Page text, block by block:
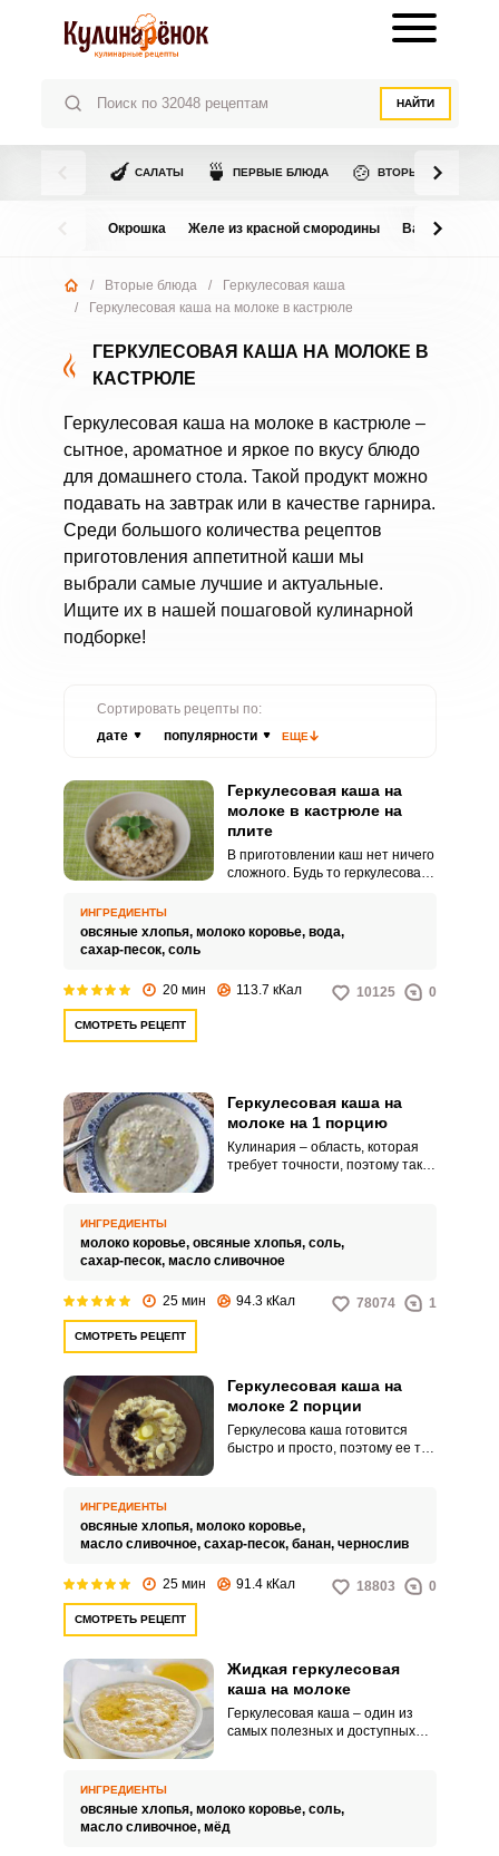
НАЙТИ
🍆 САЛАТЫ 🍵 ПЕРВЫЕ БЛЮДА 🍲 ВТОРЫЕ БЛЮДА
Окрошка Желе из красной смородины Варенье из
/ Вторые блюда /
Геркулесовая каша
/
Геркулесовая каша на молоке в кастрюле
ГЕРКУЛЕСОВАЯ КАША НА МОЛОКЕ В
КАСТРЮЛЕ
Геркулесовая каша на молоке в кастрюле –
сытное, ароматное и яркое по вкусу блюдо
для домашнего стола. Такой продукт можно
подавать на завтрак или в качестве гарнира.
Среди большого количества рецептов
приготовления аппетитной каши мы
выбрали самые лучшие и актуальные.
Ищите их в нашей пошаговой кулинарной
подборке!
Сортировать рецепты по:
дате
популярности ЕЩЕ
Геркулесовая каша на
молоке в кастрюле на
плите
В приготовлении каш нет ничего
сложного. Будь то геркулесовая
ИНГРЕДИЕНТЫ
овсяные хлопья, молоко коровье, вода,
сахар-песок, соль
20 мин 113.7 кКал 10125 0
СМОТРЕТЬ РЕЦЕПТ
Геркулесовая каша на
молоке на 1 порцию
Кулинария – область, которая
требует точности, поэтому так
занятии, как варка геркулесовой
каши, важно соблюсти все
приятная по вкусу.
ИНГРЕДИЕНТЫ
молоко коровье, овсяные хлопья, соль,
сахар-песок, масло сливочное
25 мин 94.3 кКал 78074 1
СМОТРЕТЬ РЕЦЕПТ
Геркулесовая каша на
молоке 2 порции
Геркулесова каша готовится
быстро и просто, поэтому ее так
на две порции мы расскажем в
нашем рецепте.
ИНГРЕДИЕНТЫ
овсяные хлопья, молоко коровье,
масло сливочное, сахар-песок, банан, чернослив
25 мин 91.4 кКал 18803 0
СМОТРЕТЬ РЕЦЕПТ
Жидкая геркулесовая
каша на молоке
Геркулесовая каша – один из
самых полезных и доступных
этот рецепт вам точно
понравится.
ИНГРЕДИЕНТЫ
овсяные хлопья, молоко коровье, соль,
масло сливочное, мёд